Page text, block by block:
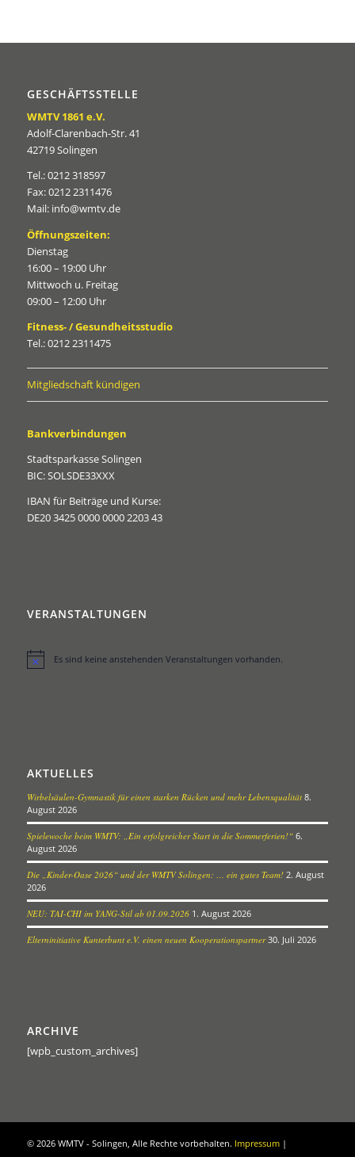
GESCHÄFTSSTELLE
WMTV 1861 e.V.
Adolf-Clarenbach-Str. 41
42719 Solingen
Tel.: 0212 318597
Fax: 0212 2311476
Mail: info@wmtv.de
Öffnungszeiten:
Dienstag
16:00 – 19:00 Uhr
Mittwoch u. Freitag
09:00 – 12:00 Uhr
Fitness- / Gesundheitsstudio
Tel.: 0212 2311475
Mitgliedschaft kündigen
Bankverbindungen
Stadtsparkasse Solingen
BIC: SOLSDE33XXX
IBAN für Beiträge und Kurse:
DE20 3425 0000 0000 2203 43
VERANSTALTUNGEN
HinweisEs sind keine anstehenden Veranstaltungen vorhanden.
AKTUELLES
Wirbelsäulen-Gymnastik für einen starken Rücken und mehr Lebensqualität 8.
August 2026
Spielewoche beim WMTV: „Ein erfolgreicher Start in die Sommerferien!“ 6.
August 2026
Die „Kinder-Oase 2026“ und der WMTV Solingen: … ein gutes Team! 2. August
2026
NEU: TAI-CHI im YANG-Stil ab 01.09.2026 1. August 2026
Elterninitiative Kunterbunt e.V. einen neuen Kooperationspartner 30. Juli 2026
ARCHIVE
[wpb_custom_archives]
© 2026 WMTV - Solingen, Alle Rechte vorbehalten. Impressum|